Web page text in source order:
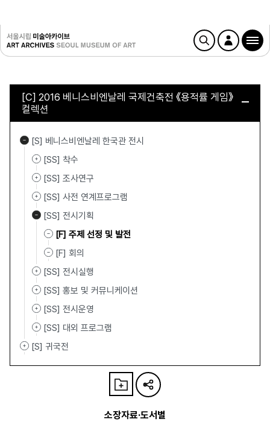
[C] 2016 베니스비엔날레 국제건축전 《용적률 게임》
컬렉션
[S] 베니스비엔날레 한국관 전시
[SS] 착수
[SS] 조사연구
[SS] 사전 연계프로그램
[SS] 전시기획
[F] 주제 선정 및 발전
[F] 회의
[SS] 전시실행
[SS] 홍보 및 커뮤니케이션
[SS] 전시운영
[SS] 대외 프로그램
[S] 귀국전
소장자료·도서별